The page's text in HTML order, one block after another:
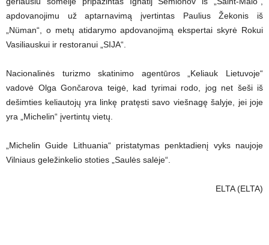
apdovanojimu už aptarnavimą įvertintas Paulius Žekonis iš
„Nüman“, o metų atidarymo apdovanojimą ekspertai skyrė Rokui
Vasiliauskui ir restoranui „SIJA“.
Nacionalinės turizmo skatinimo agentūros „Keliauk Lietuvoje“
vadovė Olga Gončarova teigė, kad tyrimai rodo, jog net šeši iš
dešimties keliautojų yra linkę pratęsti savo viešnagę šalyje, jei joje
yra „Michelin“ įvertintų vietų.
„Michelin Guide Lithuania“ pristatymas penktadienį vyks naujoje
Vilniaus geležinkelio stoties „Saulės salėje“.
ELTA (ELTA)